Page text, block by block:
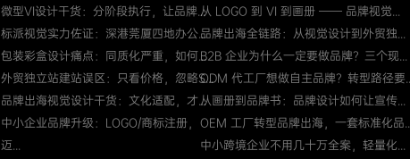
微型VI设计干货：分阶段执行，让品牌...
标派视觉实力佐证：深港莞厦四地办公...
包装彩盒设计痛点：同质化严重，如何...
外贸独立站建站误区：只看价格，忽略S...
品牌出海视觉设计干货：文化适配，才...
中小企业品牌升级：LOGO/商标注册，
迈...
从 LOGO 到 VI 到画册 —— 品牌视觉...
品牌出海全链路：从视觉设计到外贸独...
B2B 企业为什么一定要做品牌？三个现...
ODM 代工厂想做自主品牌？转型路径要
从画册到品牌书：品牌设计如何让宣传...
OEM 工厂转型品牌出海，一套标准化品
中小跨境企业不用几十万全案，轻量化...